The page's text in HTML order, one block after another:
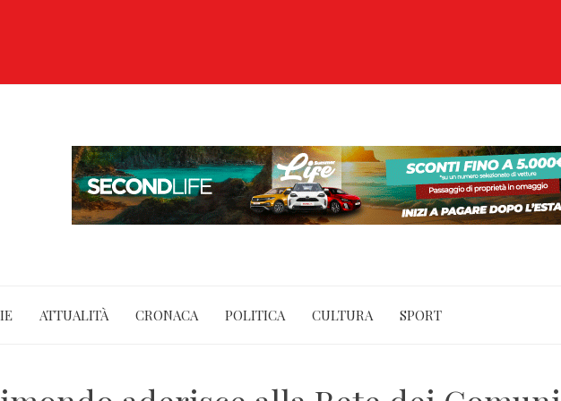
ATTUALITÀ CRONACA POLITICA CULTURA SPORT